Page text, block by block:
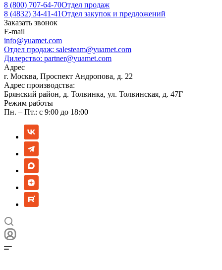
8 (800) 707-64-70Отдел продаж
8 (4832) 34-41-41Отдел закупок и предложений
Заказать звонок
E-mail
info@yuamet.com
Отдел продаж: salesteam@yuamet.com
Дилерство: partner@yuamet.com
Адрес
г. Москва, Проспект Андропова, д. 22
Адрес производства:
Брянский район, д. Толвинка, ул. Толвинская, д. 47Г
Режим работы
Пн. – Пт.: с 9:00 до 18:00